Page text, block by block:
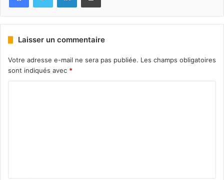
Laisser un commentaire
Votre adresse e-mail ne sera pas publiée. Les champs obligatoires
sont indiqués avec *